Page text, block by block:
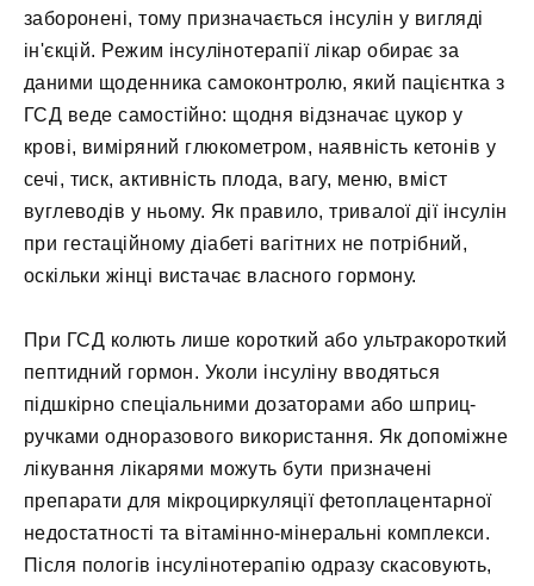
заборонені, тому призначається інсулін у вигляді
ін'єкцій. Режим інсулінотерапії лікар обирає за
даними щоденника самоконтролю, який пацієнтка з
ГСД веде самостійно: щодня відзначає цукор у
крові, виміряний глюкометром, наявність кетонів у
сечі, тиск, активність плода, вагу, меню, вміст
вуглеводів у ньому. Як правило, тривалої дії інсулін
при гестаційному діабеті вагітних не потрібний,
оскільки жінці вистачає власного гормону.
При ГСД колють лише короткий або ультракороткий
пептидний гормон. Уколи інсуліну вводяться
підшкірно спеціальними дозаторами або шприц-
ручками одноразового використання. Як допоміжне
лікування лікарями можуть бути призначені
препарати для мікроциркуляції фетоплацентарної
недостатності та вітамінно-мінеральні комплекси.
Після пологів інсулінотерапію одразу скасовують,